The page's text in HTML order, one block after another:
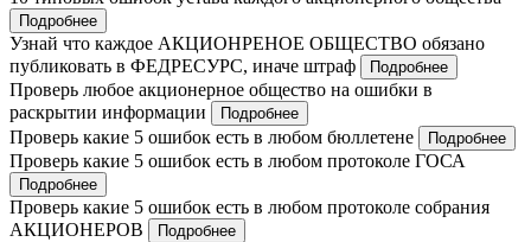
Подробнее
Узнай что каждое АКЦИОНРЕНОЕ ОБЩЕСТВО обязано
публиковать в ФЕДРЕСУРС, иначе штраф
Подробнее
Проверь любое акционерное общество на ошибки в
раскрытии информации
Подробнее
Проверь какие 5 ошибок есть в любом бюллетене Подробнее
Проверь какие 5 ошибок есть в любом протоколе ГОСА
Подробнее
Проверь какие 5 ошибок есть в любом протоколе собрания
АКЦИОНЕРОВ
Подробнее